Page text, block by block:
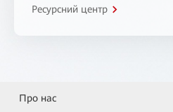
Ресурсний центр
Про нас